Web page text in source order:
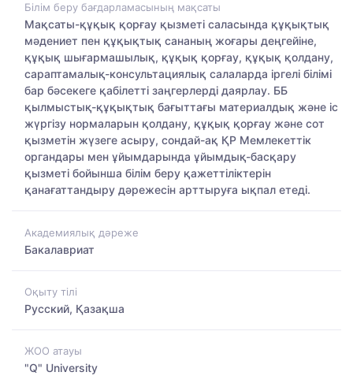
Білім беру бағдарламасының мақсаты
Мақсаты-құқық қорғау қызметі саласында құқықтық
мәдениет пен құқықтық сананың жоғары деңгейіне,
құқық шығармашылық, құқық қорғау, құқық қолдану,
сараптамалық-консультациялық салаларда іргелі білімі
бар бәсекеге қабілетті заңгерлерді даярлау. ББ
қылмыстық-құқықтық бағыттағы материалдық және іс
жүргізу нормаларын қолдану, құқық қорғау және сот
қызметін жүзеге асыру, сондай-ақ ҚР Мемлекеттік
органдары мен ұйымдарында ұйымдық-басқару
қызметі бойынша білім беру қажеттіліктерін
қанағаттандыру дәрежесін арттыруға ықпал етеді.
Академиялық дәреже
Бакалавриат
Оқыту тілі
Русский, Қазақша
ЖОО атауы
"Q" University